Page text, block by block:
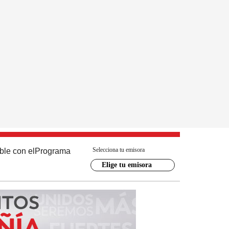
con el Programa Selecciona tu emisora
Elige tu emisora